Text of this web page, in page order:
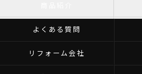
よくある質問
リフォーム会社